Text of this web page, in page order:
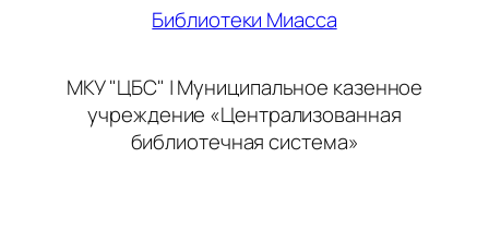
Библиотеки Миасса
МКУ "ЦБС" | Муниципальное казенное
учреждение «Централизованная
библиотечная система»